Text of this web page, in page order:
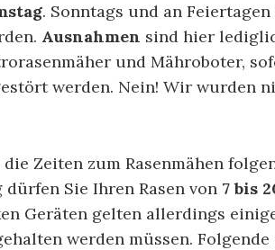
. Sonntags und an
Ausnahmen sind hier
und Mähroboter,
werden. Nein! Wir wurden
die Zeiten zum Rasenmähen
Sie Ihren Rasen von 7 bis
Geräten gelten allerdings
werden müssen.